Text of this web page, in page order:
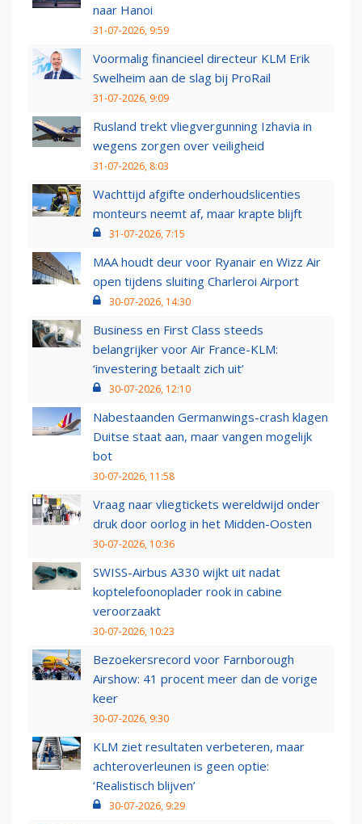
naar Hanoi
31-07-2026, 9:59
Voormalig financieel directeur KLM Erik
Swelheim aan de slag bij ProRail
31-07-2026, 9:09
Rusland trekt vliegvergunning Izhavia in
wegens zorgen over veiligheid
31-07-2026, 8:03
Wachttijd afgifte onderhoudslicenties
monteurs neemt af, maar krapte blijft
31-07-2026, 7:15
MAA houdt deur voor Ryanair en Wizz Air
open tijdens sluiting Charleroi Airport
30-07-2026, 14:30
Business en First Class steeds
belangrijker voor Air France-KLM:
‘investering betaalt zich uit’
30-07-2026, 12:10
Nabestaanden Germanwings-crash klagen
Duitse staat aan, maar vangen mogelijk
bot
30-07-2026, 11:58
Vraag naar vliegtickets wereldwijd onder
druk door oorlog in het Midden-Oosten
30-07-2026, 10:36
SWISS-Airbus A330 wijkt uit nadat
koptelefoonoplader rook in cabine
veroorzaakt
30-07-2026, 10:23
Bezoekersrecord voor Farnborough
Airshow: 41 procent meer dan de vorige
keer
30-07-2026, 9:30
KLM ziet resultaten verbeteren, maar
achteroverleunen is geen optie:
‘Realistisch blijven’
30-07-2026, 9:29